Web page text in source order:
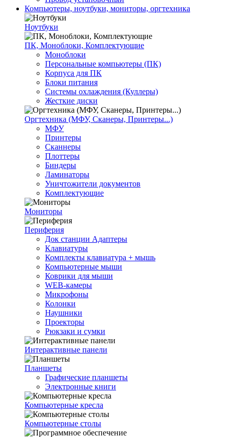
Компьютеры, ноутбуки, мониторы, оргтехника
Ноутбуки
ПК, Моноблоки, Комплектующие
Моноблоки
Персональные компьютеры (ПК)
Корпуса для ПК
Блоки питания
Системы охлаждения (Куллеры)
Жесткие диски
Оргтехника (МФУ, Сканеры, Принтеры...)
МФУ
Принтеры
Сканнеры
Плоттеры
Биндеры
Ламинаторы
Уничтожители документов
Комплектующие
Мониторы
Периферия
Док станции Адаптеры
Клавиатуры
Комплекты клавиатура + мышь
Компьютерные мыши
Коврики для мыши
WEB-камеры
Микрофоны
Колонки
Наушники
Проекторы
Рюкзаки и сумки
Интерактивные панели
Планшеты
Графические планшеты
Электронные книги
Компьютерные кресла
Компьютерные столы